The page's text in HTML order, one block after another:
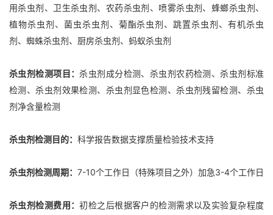
用杀虫剂、卫生杀虫剂、农药杀虫剂、喷雾杀虫剂、蜂螂杀虫剂、
植物杀虫剂、菌虫杀虫剂、菊酯杀虫剂、跳置杀虫剂、有机杀虫
剂、蜘蛛杀虫剂、厨房杀虫剂、蚂蚁杀虫剂
杀虫剂检测项目：杀虫剂成分检测、杀虫剂农药检测、杀虫剂标准
检测、杀虫剂效果检测、杀虫剂显色检测、杀虫剂残留检测、杀虫
剂净含量检测
杀虫剂检测目的： 科学报告数据支撑质量检验技术支持
杀虫剂检测周期： 7-10个工作日（特殊项目之外）加急3-4个工作日
杀虫剂检测费用：初检之后根据客户的检测需求以及实验复杂程度